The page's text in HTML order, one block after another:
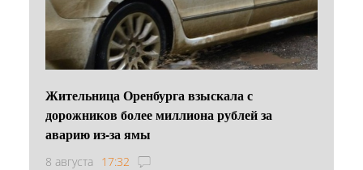
Жительница Оренбурга взыскала с
дорожников более миллиона рублей за
аварию из-за ямы
8 августа 17:32